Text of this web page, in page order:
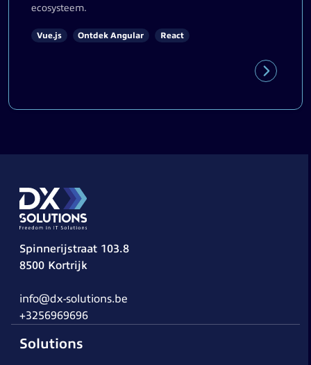
ecosysteem.
Vue.js Ontdek Angular React
Spinnerijstraat 103.8
8500 Kortrijk
info@dx-solutions.be
+3256969696
Solutions